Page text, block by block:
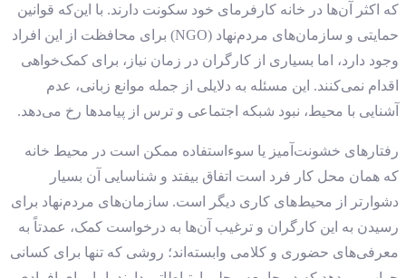
که اکثر آن‌ها در خانه کارفرمای خود سکونت دارند. با این‌که قوانین
حمایتی و سازمان‌های مردم‌نهاد (NGO) برای محافظت از این افراد
وجود دارد، اما بسیاری از کارگران در زمان نیاز، برای کمک‌خواهی
اقدام نمی‌کنند. این مسئله به دلایلی از جمله موانع زبانی، عدم
آشنایی با محیط، نبود شبکه اجتماعی و ترس از پیامدها رخ می‌دهد.
رفتارهای خشونت‌آمیز یا سوءاستفاده ممکن است در محیط خانه
که همان محل کار فرد است اتفاق بیفتد و شناسایی آن بسیار
دشوارتر از محیط‌های کاری دیگر است. سازمان‌های مردم‌نهاد برای
رسیدن به این کارگران و ترغیب آن‌ها به درخواست کمک، عمدتاً به
معرفی‌های حضوری و کلامی وابسته‌اند؛ روشی که تنها برای کسانی